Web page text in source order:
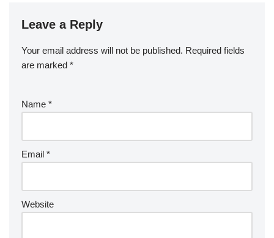
Leave a Reply
Your email address will not be published. Required fields
are marked *
Name *
Email *
Website